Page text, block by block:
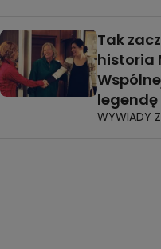
Tak
historia
WYWIADY